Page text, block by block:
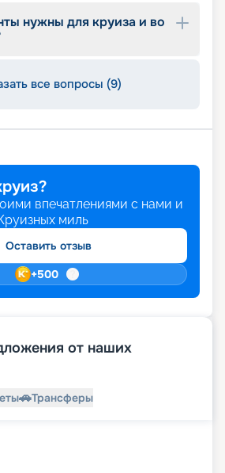
нужны для круиза и во
все вопросы (9)
впечатлениями с нами и
миль
Оставить отзыв
+500
от наших
🚗Трансферы